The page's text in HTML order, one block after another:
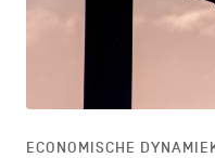
ECONOMISCHE